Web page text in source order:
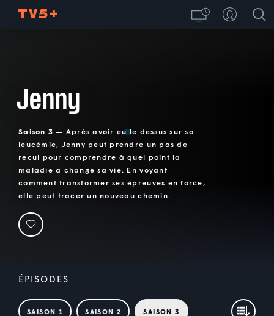
Jenny
Saison 3 — Après avoir eu le dessus sur sa
leucémie, Jenny peut prendre un pas de
recul pour comprendre à quel point la
maladie a changé sa vie. En voyant
comment transformer ses épreuves en force,
elle peut tracer un nouveau chemin.
ÉPISODES
SAISON 1 SAISON 2 SAISON 3